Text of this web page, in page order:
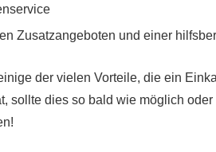
Zusatzangeboten und einer
der vielen Vorteile, die ein
sollte dies so bald wie möglich